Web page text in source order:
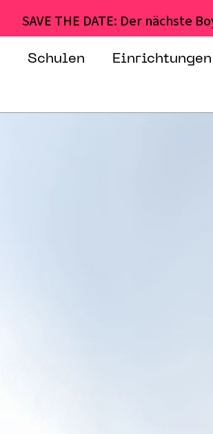
SAVE THE DATE: Der nächste
Schulen Einrichtungen